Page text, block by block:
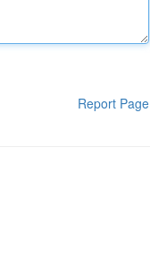
Report Page